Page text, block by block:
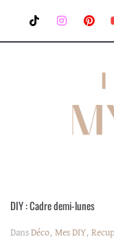
DIY : Cadre demi-lunes
Dans Déco, Mes DIY, Recup